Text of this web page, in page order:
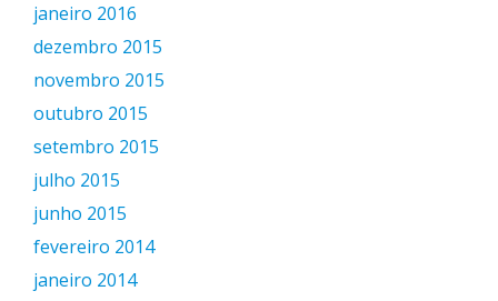
janeiro 2016
dezembro 2015
novembro 2015
outubro 2015
setembro 2015
julho 2015
junho 2015
fevereiro 2014
janeiro 2014